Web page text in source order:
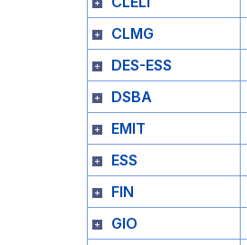
CLMG
DES-ESS
DSBA
EMIT
ESS
FIN
GIO